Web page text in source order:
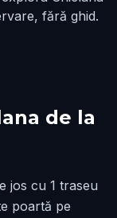
fără ghid.
de la
jos cu 1 traseu
poartă pe